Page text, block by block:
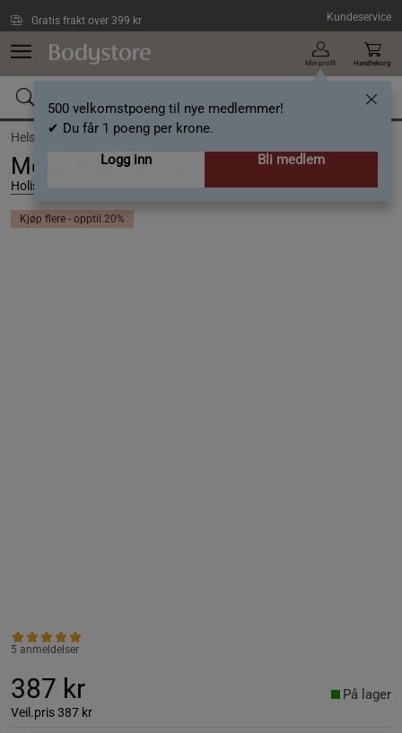
Gratis frakt over 399 kr Kundeservice
Min profil
500 velkomstpoeng til nye medlemmer!
✔ Du får 1 poeng per krone.
Logg inn
Bli medlem
Handlekorg
Helse / Vitaminer /B-vitamin
Mega B Metylerad 90 kapslar
Holistic
Kjøp flere - opptil 20%
5 anmeldelser
387 kr
Veil.pris387 kr
På lager